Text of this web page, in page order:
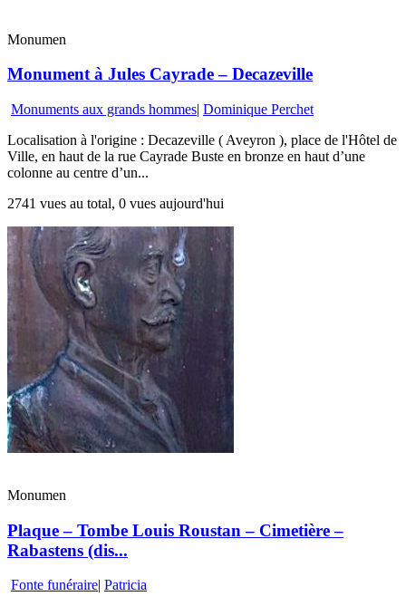
Monumen
Monument à Jules Cayrade – Decazeville
Monuments aux grands hommes| Dominique Perchet
Localisation à l'origine : Decazeville ( Aveyron ), place de l'Hôtel de
Ville, en haut de la rue Cayrade Buste en bronze en haut d’une
colonne au centre d’un...
2741 vues au total, 0 vues aujourd'hui
Monumen
Plaque – Tombe Louis Roustan – Cimetière –
Rabastens (dis...
Fonte funéraire| Patricia